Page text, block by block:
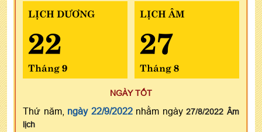
LỊCH DƯƠNG
22
Tháng 9
LỊCH ÂM
27
Tháng 8
NGÀY TỐT
Thứ năm, ngày 22/9/2022nhằm ngày27/8/2022 Âm
lịch